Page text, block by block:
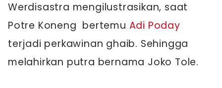
Werdisastra mengilustrasikan, saat
Potre Koneng bertemu Adi Poday
terjadi perkawinan ghaib. Sehingga
melahirkan putra bernama Joko Tole.